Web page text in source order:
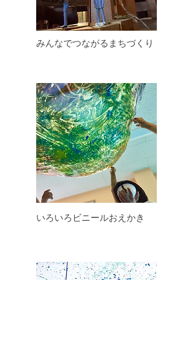
​みんなでつながるまちづくり
いろいろ​ビニールおえかき